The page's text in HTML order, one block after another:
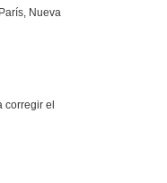
Nueva
el